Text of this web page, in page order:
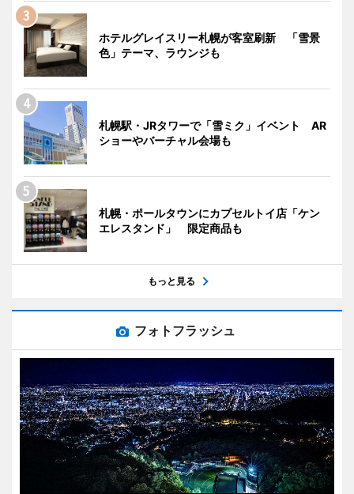
ホテルグレイスリー札幌が客室刷新 「雪景
色」テーマ、ラウンジも
札幌駅・JRタワーで「雪ミク」イベント AR
ショーやバーチャル会場も
札幌・ポールタウンにカプセルトイ店「ケン
エレスタンド」 限定商品も
もっと見る
フォトフラッシュ